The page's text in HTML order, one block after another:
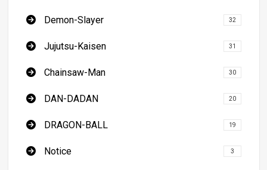
Demon-Slayer 32
Jujutsu-Kaisen 31
Chainsaw-Man 30
DAN-DADAN 20
DRAGON-BALL 19
Notice 3